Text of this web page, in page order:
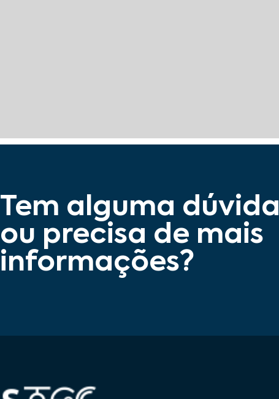
Tem alguma dúvida
ou precisa de mais
informações?